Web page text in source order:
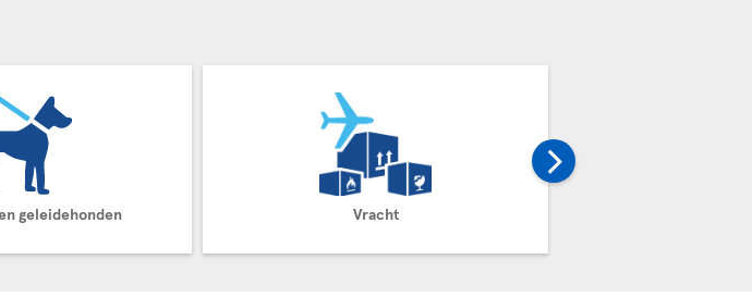
geleidehonden Vracht